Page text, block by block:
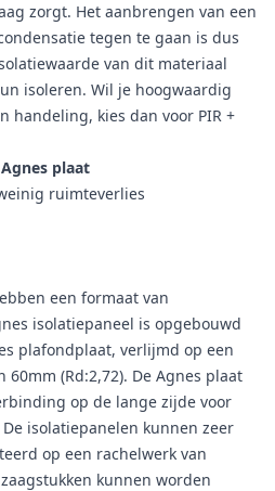
zorgt. Het aanbrengen van een
tegen te gaan is dus
van dit materiaal
isoleren. Wil je hoogwaardig
handeling, kies dan voor PIR +
plaat
ruimteverlies
een formaat van
isolatiepaneel is opgebouwd
plafondplaat, verlijmd op een
60mm (Rd:2,72). De Agnes plaat
op de lange zijde voor
isolatiepanelen kunnen zeer
op een rachelwerk van
kunnen worden